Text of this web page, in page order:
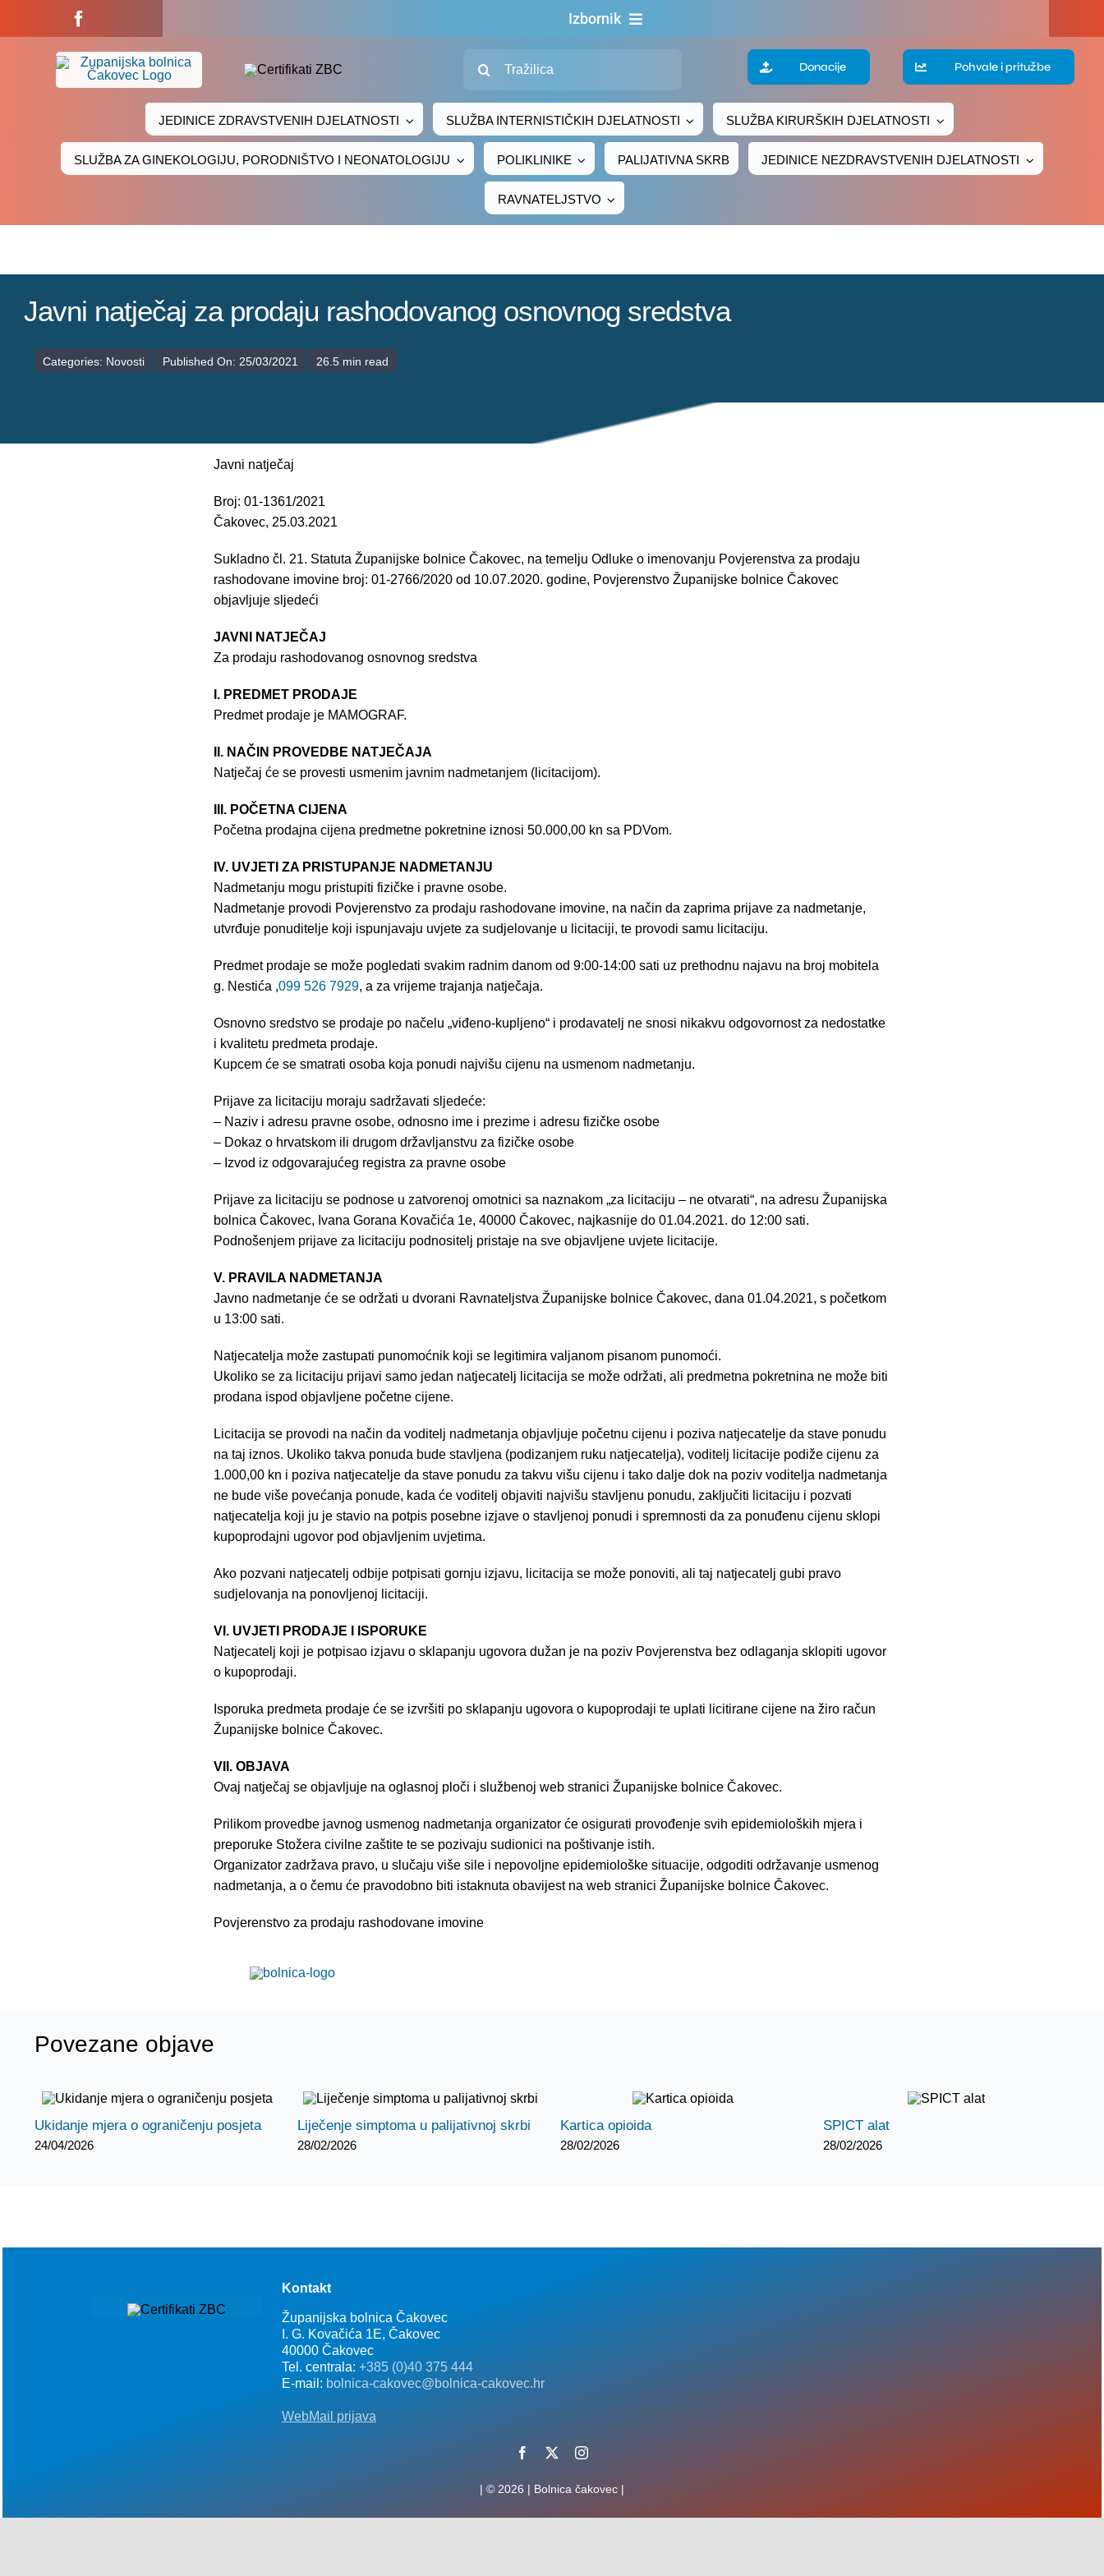
Izbornik
Za pacijente
Za djelatnike
Adresar
Donacije Pohvale i pritužbe
JEDINICE ZDRAVSTVENIH DJELATNOSTI SLUŽBA INTERNISTIČKIH DJELATNOSTI SLUŽBA KIRURŠKIH DJELATNOSTI
SLUŽBA ZA GINEKOLOGIJU, PORODNIŠTVO I NEONATOLOGIJU POLIKLINIKE PALIJATIVNA SKRB JEDINICE NEZDRAVSTVENIH DJELATNOSTI
RAVNATELJSTVO
Javni natječaj za prodaju rashodovanog osnovnog sredstva
Categories: Novosti Published On: 25/03/2021 26.5 min read
Javni natječaj
Broj: 01-1361/2021
Čakovec, 25.03.2021
Sukladno čl. 21. Statuta Županijske bolnice Čakovec, na temelju Odluke o imenovanju Povjerenstva za prodaju
rashodovane imovine broj: 01-2766/2020 od 10.07.2020. godine, Povjerenstvo Županijske bolnice Čakovec
objavljuje sljedeći
JAVNI NATJEČAJ
Za prodaju rashodovanog osnovnog sredstva
I. PREDMET PRODAJE
Predmet prodaje je MAMOGRAF.
II. NAČIN PROVEDBE NATJEČAJA
Natječaj će se provesti usmenim javnim nadmetanjem (licitacijom).
III. POČETNA CIJENA
Početna prodajna cijena predmetne pokretnine iznosi 50.000,00 kn sa PDVom.
IV. UVJETI ZA PRISTUPANJE NADMETANJU
Nadmetanju mogu pristupiti fizičke i pravne osobe.
Nadmetanje provodi Povjerenstvo za prodaju rashodovane imovine, na način da zaprima prijave za nadmetanje,
utvrđuje ponuditelje koji ispunjavaju uvjete za sudjelovanje u licitaciji, te provodi samu licitaciju.
Predmet prodaje se može pogledati svakim radnim danom od 9:00-14:00 sati uz prethodnu najavu na broj mobitela
g. Nestića ,099 526 7929, a za vrijeme trajanja natječaja.
Osnovno sredstvo se prodaje po načelu „viđeno-kupljeno“ i prodavatelj ne snosi nikakvu odgovornost za nedostatke
i kvalitetu predmeta prodaje.
Kupcem će se smatrati osoba koja ponudi najvišu cijenu na usmenom nadmetanju.
Prijave za licitaciju moraju sadržavati sljedeće:
– Naziv i adresu pravne osobe, odnosno ime i prezime i adresu fizičke osobe
– Dokaz o hrvatskom ili drugom državljanstvu za fizičke osobe
– Izvod iz odgovarajućeg registra za pravne osobe
Prijave za licitaciju se podnose u zatvorenoj omotnici sa naznakom „za licitaciju – ne otvarati“, na adresu Županijska
bolnica Čakovec, Ivana Gorana Kovačića 1e, 40000 Čakovec, najkasnije do 01.04.2021. do 12:00 sati.
Podnošenjem prijave za licitaciju podnositelj pristaje na sve objavljene uvjete licitacije.
V. PRAVILA NADMETANJA
Javno nadmetanje će se održati u dvorani Ravnateljstva Županijske bolnice Čakovec, dana 01.04.2021, s početkom
u 13:00 sati.
Natjecatelja može zastupati punomoćnik koji se legitimira valjanom pisanom punomoći.
Ukoliko se za licitaciju prijavi samo jedan natjecatelj licitacija se može održati, ali predmetna pokretnina ne može biti
prodana ispod objavljene početne cijene.
Licitacija se provodi na način da voditelj nadmetanja objavljuje početnu cijenu i poziva natjecatelje da stave ponudu
na taj iznos. Ukoliko takva ponuda bude stavljena (podizanjem ruku natjecatelja), voditelj licitacije podiže cijenu za
1.000,00 kn i poziva natjecatelje da stave ponudu za takvu višu cijenu i tako dalje dok na poziv voditelja nadmetanja
ne bude više povećanja ponude, kada će voditelj objaviti najvišu stavljenu ponudu, zaključiti licitaciju i pozvati
natjecatelja koji ju je stavio na potpis posebne izjave o stavljenoj ponudi i spremnosti da za ponuđenu cijenu sklopi
kupoprodajni ugovor pod objavljenim uvjetima.
Ako pozvani natjecatelj odbije potpisati gornju izjavu, licitacija se može ponoviti, ali taj natjecatelj gubi pravo
sudjelovanja na ponovljenoj licitaciji.
VI. UVJETI PRODAJE I ISPORUKE
Natjecatelj koji je potpisao izjavu o sklapanju ugovora dužan je na poziv Povjerenstva bez odlaganja sklopiti ugovor
o kupoprodaji.
Isporuka predmeta prodaje će se izvršiti po sklapanju ugovora o kupoprodaji te uplati licitirane cijene na žiro račun
Županijske bolnice Čakovec.
VII. OBJAVA
Ovaj natječaj se objavljuje na oglasnoj ploči i službenoj web stranici Županijske bolnice Čakovec.
Prilikom provedbe javnog usmenog nadmetanja organizator će osigurati provođenje svih epidemioloških mjera i
preporuke Stožera civilne zaštite te se pozivaju sudionici na poštivanje istih.
Organizator zadržava pravo, u slučaju više sile i nepovoljne epidemiološke situacije, odgoditi održavanje usmenog
nadmetanja, a o čemu će pravodobno biti istaknuta obavijest na web stranici Županijske bolnice Čakovec.
Povjerenstvo za prodaju rashodovane imovine
Povezane objave
Ukidanje mjera o ograničenju posjeta
24/04/2026
Liječenje simptoma u palijativnoj skrbi
28/02/2026
Kartica opioida
28/02/2026
SPICT alat
28/02/2026
Kontakt
Županijska bolnica Čakovec
I. G. Kovačića 1E, Čakovec
40000 Čakovec
Tel. centrala: +385 (0)40 375 444
E-mail: bolnica-cakovec@bolnica-cakovec.hr
WebMail prijava
| © 2026 | Bolnica čakovec |